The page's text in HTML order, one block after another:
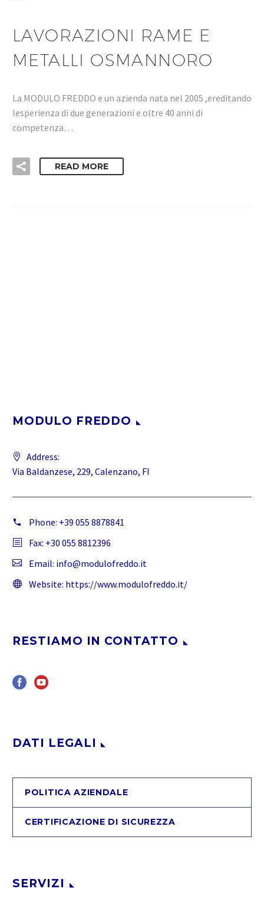
LAVORAZIONI RAME E
METALLI OSMANNORO
La MODULO FREDDO e un azienda nata nel 2005 ,ereditando
lesperienza di due generazioni e oltre 40 anni di
competenza…
READ MORE
MODULO FREDDO
Address:
Via Baldanzese, 229, Calenzano, FI
Phone: +39 055 8878841
Fax: +30 055 8812396
Email: info@modulofreddo.it
Website: https://www.modulofreddo.it/
RESTIAMO IN CONTATTO
DATI LEGALI
POLITICA AZIENDALE
CERTIFICAZIONE DI SICUREZZA
SERVIZI